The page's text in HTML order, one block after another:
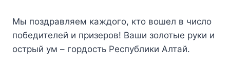
Мы поздравляем каждого, кто вошел в число
победителей и призеров! Ваши золотые руки и
острый ум – гордость Республики Алтай.